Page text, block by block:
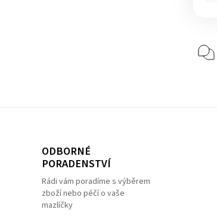
ODBORNÉ
PORADENSTVÍ
Rádi vám poradíme s výběrem
zboží nebo péčí o vaše
mazlíčky